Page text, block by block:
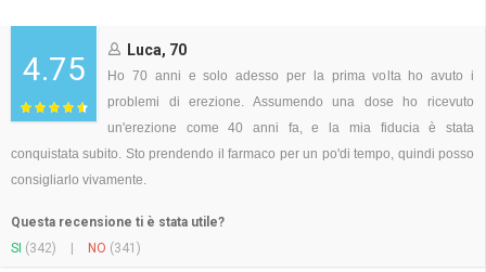
4.75 Luca, 70
Ho 70 anni e solo adesso per la prima volta ho avuto i
problemi di erezione. Assumendo una dose ho ricevuto
un'erezione come 40 anni fa, e la mia fiducia è stata
conquistata subito. Sto prendendo il farmaco per un po'di tempo, quindi posso
consigliarlo vivamente.
Questa recensione ti è stata utile?
SI (342) NO (341)